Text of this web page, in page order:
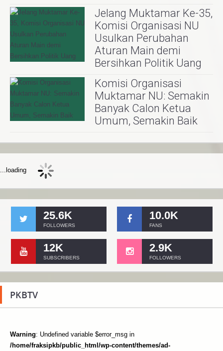
Jelang Muktamar Ke-35,
Komisi Organisasi NU
Usulkan Perubahan
Aturan Main demi
Bersihkan Politik Uang
Komisi Organisasi
Muktamar NU: Semakin
Banyak Calon Ketua
Umum, Semakin Baik
...loading
25.6K
FOLLOWERS
10.0K
FANS
12K
SUBSCRIBERS
2.9K
FOLLOWERS
PKBTV
Warning: Undefined variable $error_msg in
/home/fraksipkb/public_html/wp-content/themes/ad-